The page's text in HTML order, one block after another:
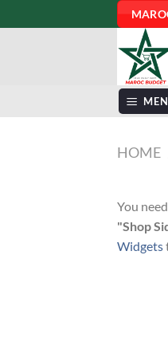
to
HOME
You
"Shop
Widgets